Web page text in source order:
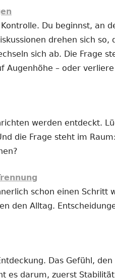
Du beginnst, an
drehen sich so,
sich ab. Die Frage
Augenhöhe – oder
werden entdeckt.
die Frage steht im
schon einen Schritt
den Alltag.
Das Gefühl, den
es darum, zuerst Stabilität